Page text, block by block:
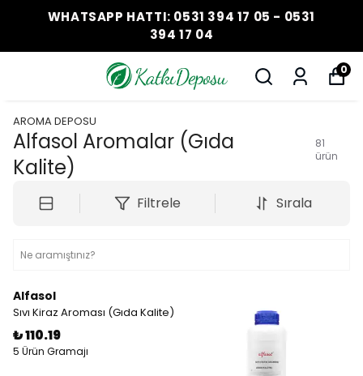
WHATSAPP HATTI: 0531 394 17 05 - 0531
394 17 04
0
AROMA DEPOSU
Alfasol Aromalar (Gıda
Kalite)
81
ürün
Filtrele Sırala
Alfasol
Sıvı Kiraz Aroması (Gıda Kalite)
₺ 110.19
5 Ürün Gramajı